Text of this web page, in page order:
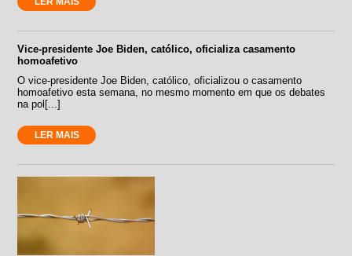
Vice-presidente Joe Biden, católico, oficializa casamento
homoafetivo
O vice-presidente Joe Biden, católico, oficializou o casamento
homoafetivo esta semana, no mesmo momento em que os debates
na pol[...]
LER MAIS